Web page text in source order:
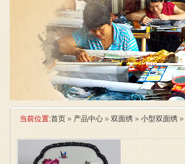
当前位置:首页 » 产品中心 » 双面绣 » 小型双面绣 »